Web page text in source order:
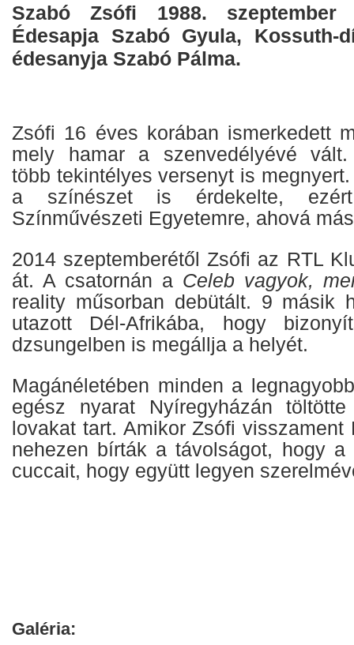
Szabó Zsófi 1988. szeptember
Édesapja Szabó Gyula, Kossuth-
édesanyja Szabó Pálma.
Zsófi 16 éves korában ismerkedett
mely hamar a szenvedélyévé vált.
több tekintélyes versenyt is
a színészet is érdekelte,
Színművészeti Egyetemre, ahová
2014 szeptemberétől Zsófi az RTL
át. A csatornán a Celeb vagyok,
reality műsorban debütált. 9 másik
utazott Dél-Afrikába, hogy
dzsungelben is megállja a helyét.
Magánéletében minden a
egész nyarat Nyíregyházán
lovakat tart. Amikor Zsófi visszament
nehezen bírták a távolságot, hogy a
cuccait, hogy együtt legyen
Galéria: